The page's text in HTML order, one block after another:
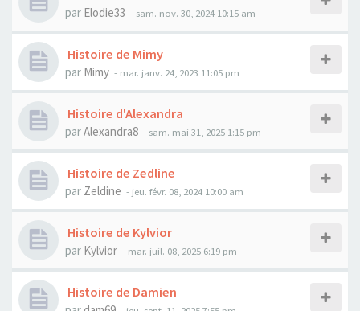
par Elodie33 - sam. nov. 30, 2024 10:15 am
Histoire de Mimy
par Mimy - mar. janv. 24, 2023 11:05 pm
Histoire d'Alexandra
parAlexandra8 - sam. mai 31, 2025 1:15 pm
Histoire de Zedline
par Zeldine - jeu. févr. 08, 2024 10:00 am
Histoire de Kylvior
par Kylvior - mar. juil. 08, 2025 6:19 pm
Histoire de Damien